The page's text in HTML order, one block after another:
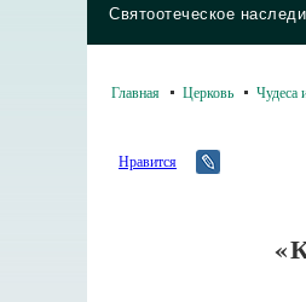
Святоотеческое
Главная Церковь
Нравится